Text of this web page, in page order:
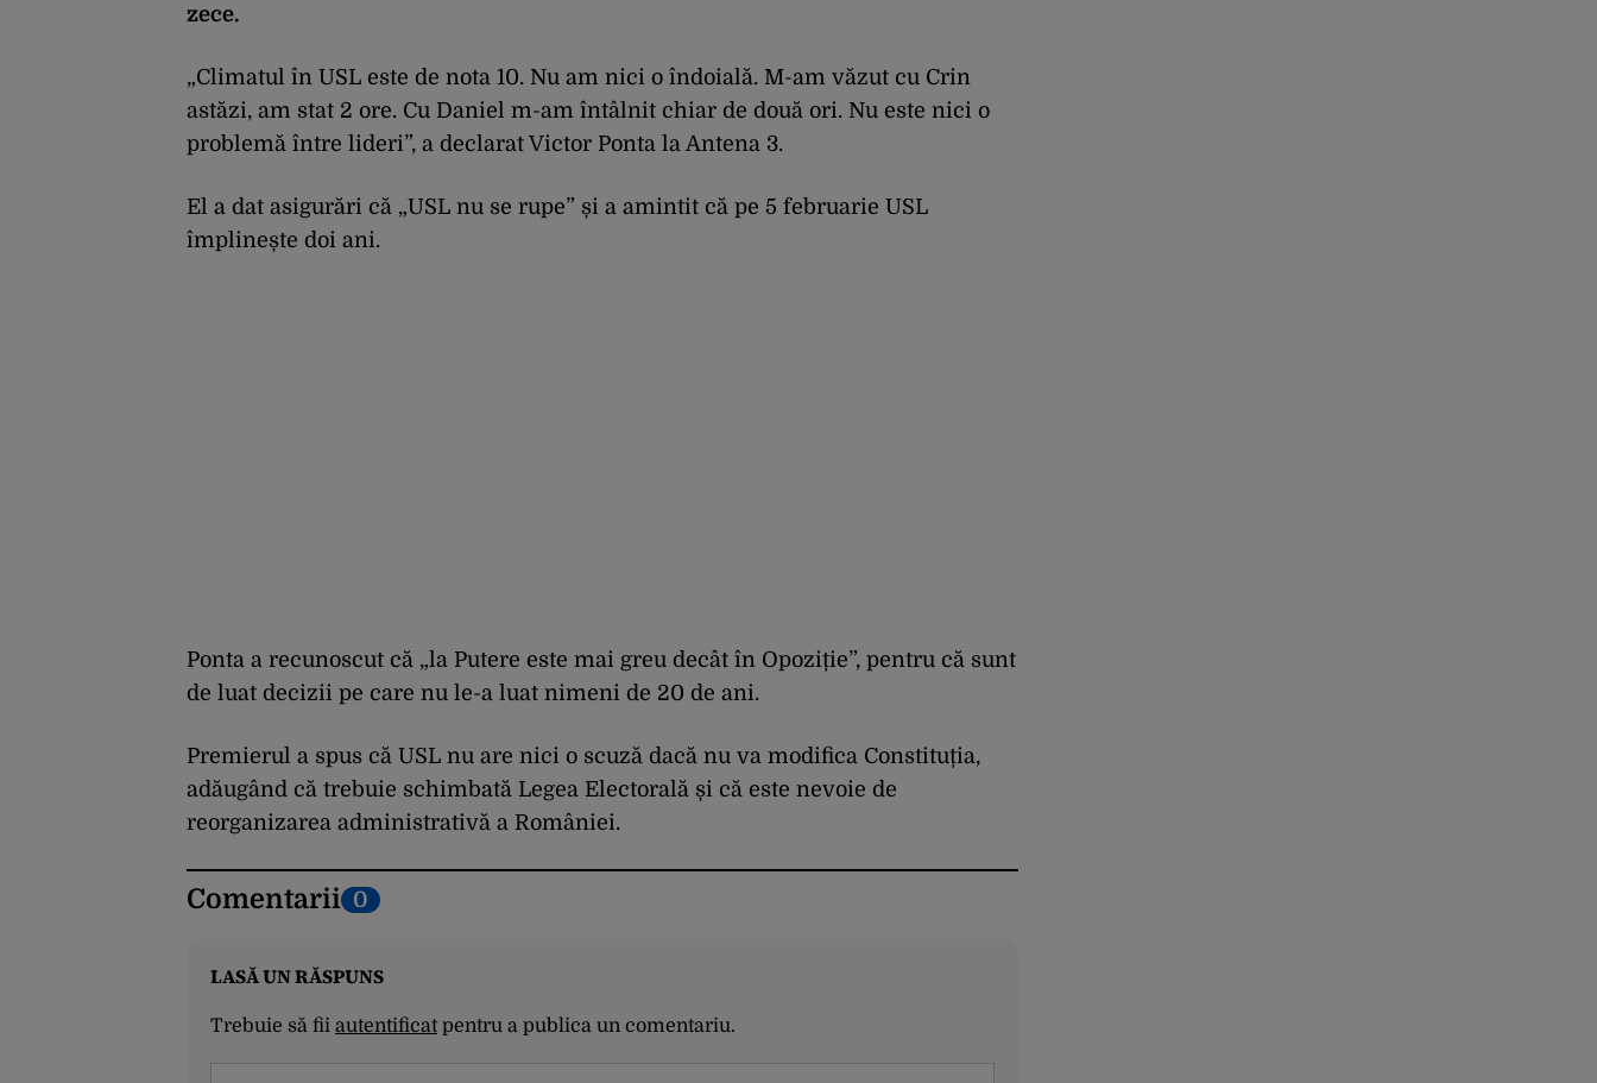
zece.
„Climatul în USL este de nota 10. Nu am nici o îndoială. M-am văzut cu Crin
astăzi, am stat 2 ore. Cu Daniel m-am întâlnit chiar de două ori. Nu este nici o
problemă între lideri”, a declarat Victor Ponta la Antena 3.
El a dat asigurări că „USL nu se rupe” și a amintit că pe 5 februarie USL
împlinește doi ani.
Ponta a recunoscut că „la Putere este mai greu decât în Opoziție”, pentru că sunt
de luat decizii pe care nu le-a luat nimeni de 20 de ani.
Premierul a spus că USL nu are nici o scuză dacă nu va modifica Constituția,
adăugând că trebuie schimbată Legea Electorală și că este nevoie de
reorganizarea administrativă a României.
Comentarii 0
LASĂ UN RĂSPUNS
Trebuie să fii autentificatpentru a publica un comentariu.